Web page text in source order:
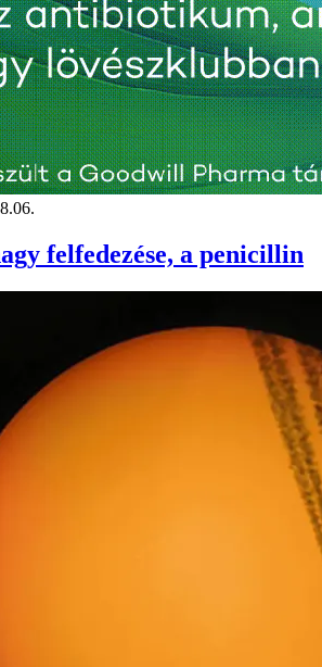
felfedezése, a penicillin